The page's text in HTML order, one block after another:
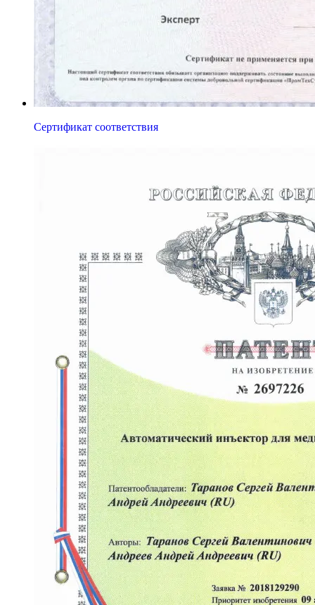
Сертификат соответствия